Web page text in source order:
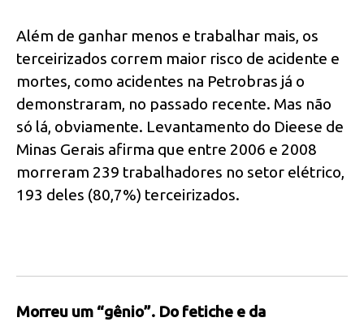
Além de ganhar menos e trabalhar mais, os
terceirizados correm maior risco de acidente e
mortes, como acidentes na Petrobras já o
demonstraram, no passado recente. Mas não
só lá, obviamente. Levantamento do Dieese de
Minas Gerais afirma que entre 2006 e 2008
morreram 239 trabalhadores no setor elétrico,
193 deles (80,7%) terceirizados.
Morreu um “gênio”. Do fetiche e da